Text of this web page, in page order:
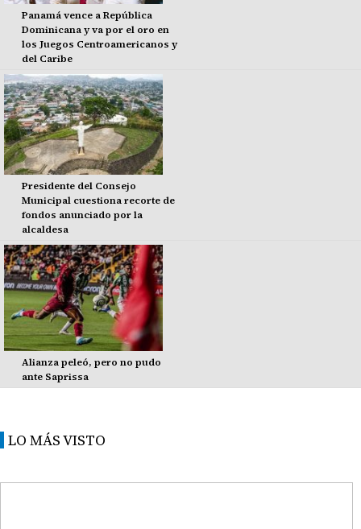
Panamá vence a República
Dominicana y va por el oro en
los Juegos Centroamericanos y
del Caribe
Presidente del Consejo
Municipal cuestiona recorte de
fondos anunciado por la
alcaldesa
Alianza peleó, pero no pudo
ante Saprissa
LO MÁS VISTO